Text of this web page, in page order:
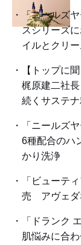
「ニールズ
スシリーズ
イルとクリ
【トップに
梶原建二社
続くサステ
「ニールズ
6種配合のハ
かり洗浄
「ビューテ
売 アヴェダ
「ドランク
肌悩みに合